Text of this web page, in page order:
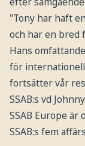
"Tony har haft
och har en bred
Hans
för
fortsätter vår
SSAB:s vd
SSAB Europe
SSAB:s fem